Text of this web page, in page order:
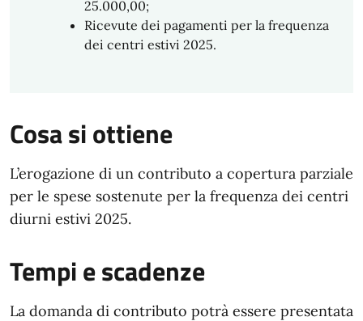
25.000,00;
Ricevute dei pagamenti per la frequenza
dei centri estivi 2025.
Cosa si ottiene
L’erogazione di un contributo a copertura parziale
per le spese sostenute per la frequenza dei centri
diurni estivi 2025.
Tempi e scadenze
La domanda di contributo potrà essere presentata